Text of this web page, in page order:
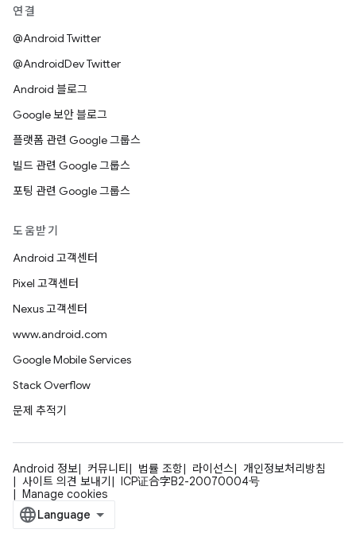
연결
@Android Twitter
@AndroidDev Twitter
Android 블로그
Google 보안 블로그
플랫폼 관련 Google 그룹스
빌드 관련 Google 그룹스
포팅 관련 Google 그룹스
도움받기
Android 고객센터
Pixel 고객센터
Nexus 고객센터
www.android.com
Google Mobile Services
Stack Overflow
문제 추적기
Android 정보 커뮤니티 법률 조항 라이선스
개인정보처리방침
사이트 의견 보내기
ICP证合字B2-20070004号
Manage cookies